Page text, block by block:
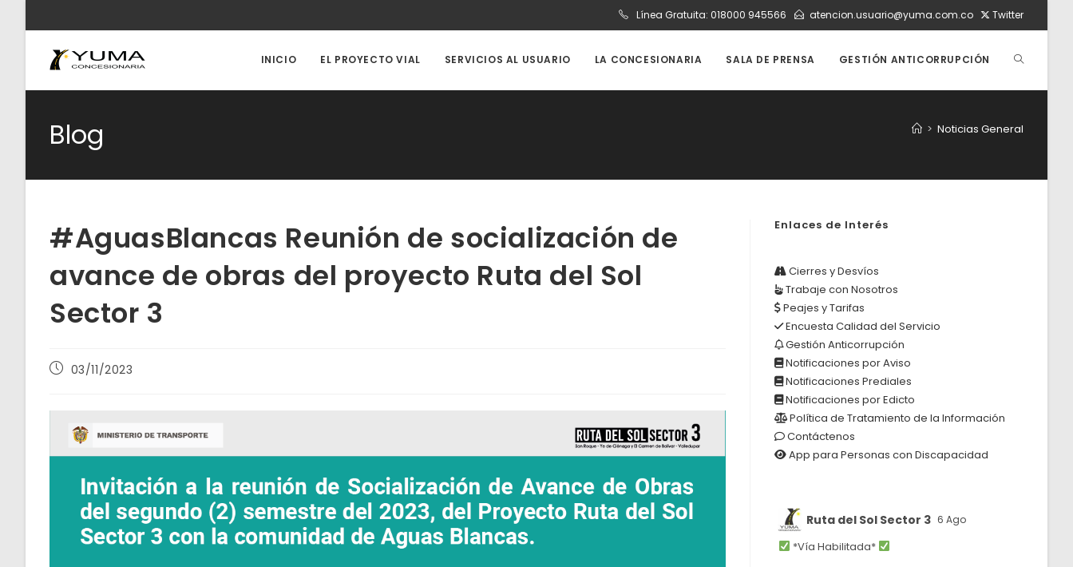
contenido
Línea Gratuita: 018000 945566 atencion.usuario@yuma.com.co Twitter
INICIO EL PROYECTO VIAL SERVICIOS AL USUARIO LA CONCESIONARIA SALA DE PRENSA GESTIÓN ANTICORRUPCIÓN ALTERNAR
DE
Blog > Noticias General
#AguasBlancas Reunión de socialización de
avance de obras del proyecto Ruta del Sol
Sector 3
Publicación
entrada:
03/11/2023
Enlaces de Interés
Cierres y Desvíos
Trabaje con Nosotros
Peajes y Tarifas
Encuesta Calidad del Servicio
Gestión Anticorrupción
Notificaciones por Aviso
Notificaciones Prediales
Notificaciones por Edicto
Política de Tratamiento de la Información
Contáctenos
App para Personas con Discapacidad
Ruta del Sol Sector 3 6 Ago
*Vía Habilitada*